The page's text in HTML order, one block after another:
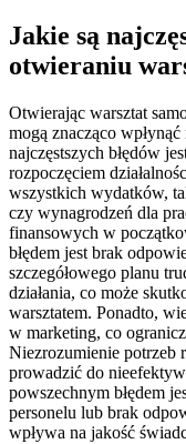
Jakie są
otwieraniu
Otwierając warsztat
mogą znacząco
najczęstszych błędów
rozpoczęciem
wszystkich wydatków,
czy wynagrodzeń dla
finansowych w
błędem jest brak
szczegółowego planu
działania, co może
warsztatem. Ponadto,
w marketing, co
Niezrozumienie potrzeb
prowadzić do
powszechnym błędem
personelu lub brak
wpływa na jakość